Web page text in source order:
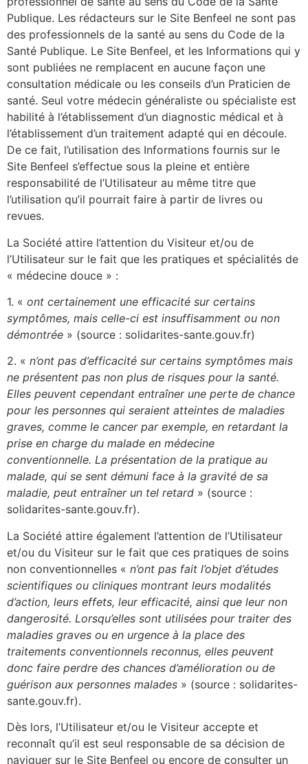
Publique. Les rédacteurs sur le Site Benfeel ne sont pas
des professionnels de la santé au sens du Code de la
Santé Publique. Le Site Benfeel, et les Informations qui y
sont publiées ne remplacent en aucune façon une
consultation médicale ou les conseils d’un Praticien de
santé. Seul votre médecin généraliste ou spécialiste est
habilité à l’établissement d’un diagnostic médical et à
l’établissement d’un traitement adapté qui en découle.
De ce fait, l’utilisation des Informations fournis sur le
Site Benfeel s’effectue sous la pleine et entière
responsabilité de l’Utilisateur au même titre que
l’utilisation qu’il pourrait faire à partir de livres ou
revues.
La Société attire l’attention du Visiteur et/ou de
l’Utilisateur sur le fait que les pratiques et spécialités de
« médecine douce » :
1. « ont certainement une efficacité sur certains
symptômes, mais celle-ci est insuffisamment ou non
démontrée » (source : solidarites-sante.gouv.fr)
2. « n’ont pas d’efficacité sur certains symptômes mais
ne présentent pas non plus de risques pour la santé.
Elles peuvent cependant entraîner une perte de chance
pour les personnes qui seraient atteintes de maladies
graves, comme le cancer par exemple, en retardant la
prise en charge du malade en médecine
conventionnelle. La présentation de la pratique au
malade, qui se sent démuni face à la gravité de sa
maladie, peut entraîner un tel retard » (source :
solidarites-sante.gouv.fr).
La Société attire également l’attention de l’Utilisateur
et/ou du Visiteur sur le fait que ces pratiques de soins
non conventionnelles « n’ont pas fait l’objet d’études
scientifiques ou cliniques montrant leurs modalités
d’action, leurs effets, leur efficacité, ainsi que leur non
dangerosité. Lorsqu’elles sont utilisées pour traiter des
maladies graves ou en urgence à la place des
traitements conventionnels reconnus, elles peuvent
donc faire perdre des chances d’amélioration ou de
guérison aux personnes malades » (source : solidarites-
sante.gouv.fr).
Dès lors, l’Utilisateur et/ou le Visiteur accepte et
reconnaît qu’il est seul responsable de sa décision de
naviguer sur le Site Benfeel ou encore de consulter un